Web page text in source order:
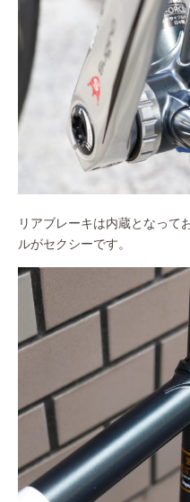
リアブレーキは内蔵となって
ルがセクシーです。